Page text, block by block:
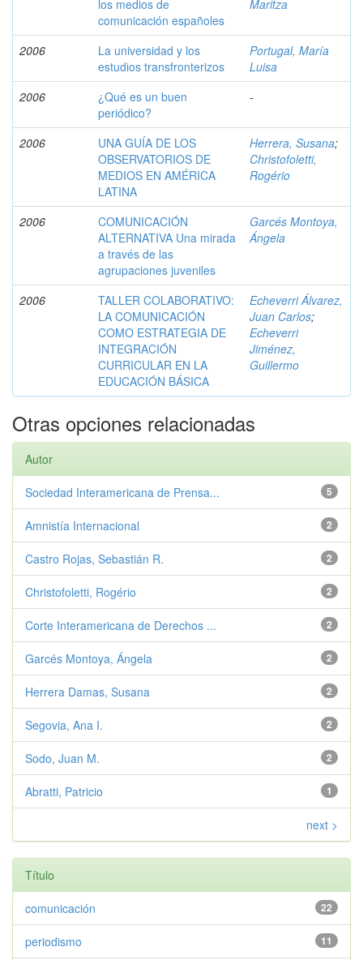
los medios de
comunicación españoles
Maritza
2006
La universidad y los
estudios transfronterizos
Portugal, María
Luisa
2006
¿Qué es un buen
periódico?
-
2006
UNA GUÍA DE LOS
OBSERVATORIOS DE
MEDIOS EN AMÉRICA
LATINA
Herrera, Susana;
Christofoletti,
Rogério
2006
COMUNICACIÓN
ALTERNATIVA Una mirada
a través de las
agrupaciones juveniles
Garcés Montoya,
Ángela
2006
TALLER COLABORATIVO:
LA COMUNICACIÓN
COMO ESTRATEGIA DE
INTEGRACIÓN
CURRICULAR EN LA
EDUCACIÓN BÁSICA
Echeverri Álvarez,
Juan Carlos;
Echeverri
Jiménez,
Guillermo
Otras opciones relacionadas
Autor
5
Sociedad Interamericana de Prensa...
2
Amnistía Internacional
2
Castro Rojas, Sebastián R.
2
Christofoletti, Rogério
2
Corte Interamericana de Derechos ...
2
Garcés Montoya, Ángela
2
Herrera Damas, Susana
2
Segovia, Ana I.
2
Sodo, Juan M.
1
Abratti, Patricio
next >
Título
22
comunicación
11
periodismo